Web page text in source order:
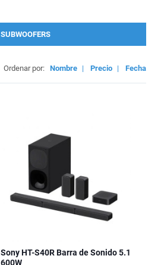
SUBWOOFERS
Ordenar por: Nombre | Precio | Fecha
Sony HT-S40R Barra de Sonido 5.1
600W